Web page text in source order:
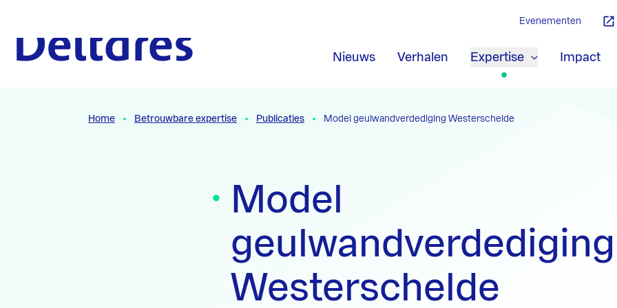
Nieuws Verhalen Expertise Impact
Evenementen
Home Betrouwbare expertise Publicaties Model geulwandverdediging Westerschelde
Model
geulwandverdediging
Westerschelde